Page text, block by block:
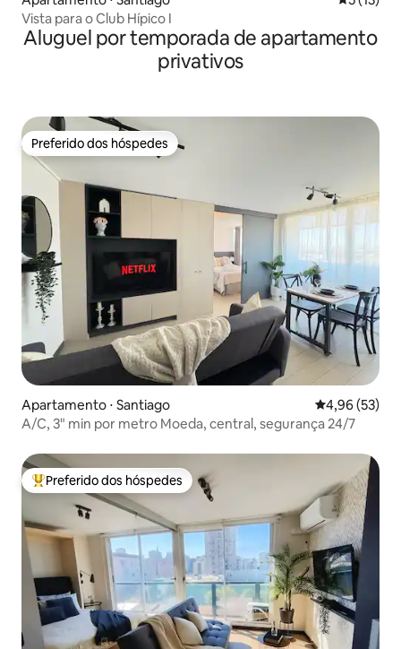
Vista para o Club Hípico I
Aluguel por temporada de apartamento
privativos
Preferido dos hóspedes
Preferido dos hóspedes
Apartamento ⋅ Santiago 4,96 de uma
4,96 (53)
A/C, 3" min por metro Moeda, central, segurança 24/7
Entre os melhores preferidos dos hóspedes
Preferido dos hóspedes